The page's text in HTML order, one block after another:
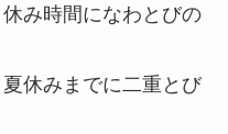
み時間になわとびの
休みまでに二重とび